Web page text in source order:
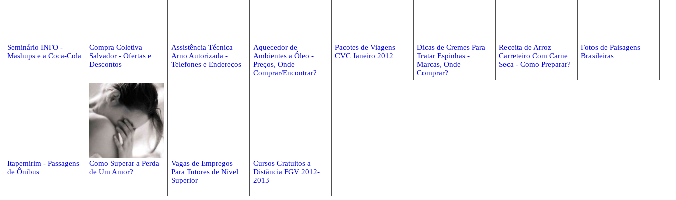
Seminário INFO -
Mashups e a Coca-Cola
Compra Coletiva
Salvador - Ofertas e
Descontos
Assistência Técnica
Arno Autorizada -
Telefones e Endereços
Aquecedor de
Ambientes a Óleo -
Preços, Onde
Comprar/Encontrar?
Pacotes de Viagens
CVC Janeiro 2012
Dicas de Cremes Para
Tratar Espinhas -
Marcas, Onde
Comprar?
Receita de Arroz
Carreteiro Com Carne
Seca - Como Preparar?
Fotos de Paisagens
Brasileiras
Itapemirim - Passagens
de Ônibus
Como Superar a Perda
de Um Amor?
Vagas de Empregos
Para Tutores de Nível
Superior
Cursos Gratuitos a
Distância FGV 2012-
2013